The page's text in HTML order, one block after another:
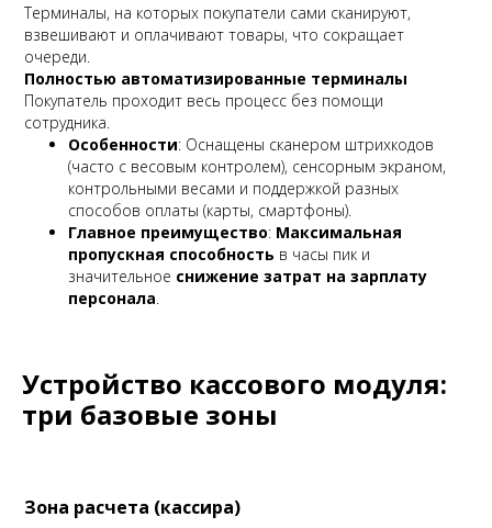
Терминалы, на которых покупатели сами сканируют,
взвешивают и оплачивают товары, что сокращает
очереди.
Полностью автоматизированные терминалы
Покупатель проходит весь процесс без помощи
сотрудника.
Особенности: Оснащены сканером штрихкодов
(часто с весовым контролем), сенсорным экраном,
контрольными весами и поддержкой разных
способов оплаты (карты, смартфоны).
Главное преимущество: Максимальная
пропускная способность в часы пик и
значительное снижение затрат на зарплату
персонала
Устройство кассового модуля:
три базовые зоны
Зона расчета (кассира)